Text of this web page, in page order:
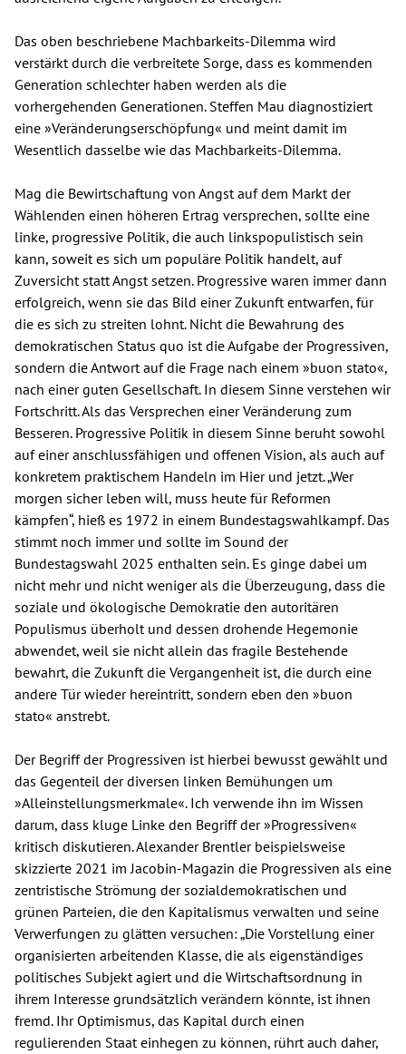
Das oben beschriebene Machbarkeits-Dilemma wird
verstärkt durch die verbreitete Sorge, dass es kommenden
Generation schlechter haben werden als die
vorhergehenden Generationen. Steffen Mau diagnostiziert
eine »Veränderungserschöpfung« und meint damit im
Wesentlich dasselbe wie das Machbarkeits-Dilemma.
Mag die Bewirtschaftung von Angst auf dem Markt der
Wählenden einen höheren Ertrag versprechen, sollte eine
linke, progressive Politik, die auch linkspopulistisch sein
kann, soweit es sich um populäre Politik handelt, auf
Zuversicht statt Angst setzen. Progressive waren immer dann
erfolgreich, wenn sie das Bild einer Zukunft entwarfen, für
die es sich zu streiten lohnt. Nicht die Bewahrung des
demokratischen Status quo ist die Aufgabe der Progressiven,
sondern die Antwort auf die Frage nach einem »buon stato«,
nach einer guten Gesellschaft. In diesem Sinne verstehen wir
Fortschritt. Als das Versprechen einer Veränderung zum
Besseren. Progressive Politik in diesem Sinne beruht sowohl
auf einer anschlussfähigen und offenen Vision, als auch auf
konkretem praktischem Handeln im Hier und jetzt. „Wer
morgen sicher leben will, muss heute für Reformen
kämpfen“, hieß es 1972 in einem Bundestagswahlkampf. Das
stimmt noch immer und sollte im Sound der
Bundestagswahl 2025 enthalten sein. Es ginge dabei um
nicht mehr und nicht weniger als die Überzeugung, dass die
soziale und ökologische Demokratie den autoritären
Populismus überholt und dessen drohende Hegemonie
abwendet, weil sie nicht allein das fragile Bestehende
bewahrt, die Zukunft die Vergangenheit ist, die durch eine
andere Tür wieder hereintritt, sondern eben den »buon
stato« anstrebt.
Der Begriff der Progressiven ist hierbei bewusst gewählt und
das Gegenteil der diversen linken Bemühungen um
»Alleinstellungsmerkmale«. Ich verwende ihn im Wissen
darum, dass kluge Linke den Begriff der »Progressiven«
kritisch diskutieren. Alexander Brentler beispielsweise
skizzierte 2021 im Jacobin-Magazin die Progressiven als eine
zentristische Strömung der sozialdemokratischen und
grünen Parteien, die den Kapitalismus verwalten und seine
Verwerfungen zu glätten versuchen: „Die Vorstellung einer
organisierten arbeitenden Klasse, die als eigenständiges
politisches Subjekt agiert und die Wirtschaftsordnung in
ihrem Interesse grundsätzlich verändern könnte, ist ihnen
fremd. Ihr Optimismus, das Kapital durch einen
regulierenden Staat einhegen zu können, rührt auch daher,